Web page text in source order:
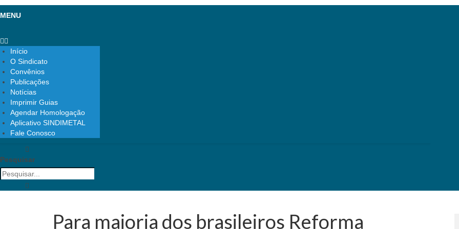
MENU
Início
O Sindicato
Convênios
Publicações
Notícias
Imprimir Guias
Agendar Homologação
Aplicativo SINDIMETAL
Fale Conosco
Pesquisar
Para maioria dos brasileiros Reforma